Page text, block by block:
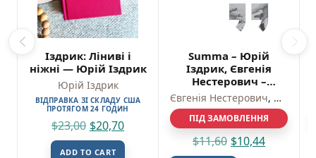
Іздрик: Ліниві і
ніжні — Юрій Іздрик
Юрій Іздрик
ВІДПРАВКА ЗІ СКЛАДУ США
ПРОТЯГОМ 24 ГОДИН
$23,00 $20,70
ADD TO CART
Summa – Юрій
Іздрик, Євгенія
Нестерович –
Meridian Czernowitz
Євгенія Нестерович, Юрій
ПІД ЗАМОВЛЕННЯ
$11,60 $10,44